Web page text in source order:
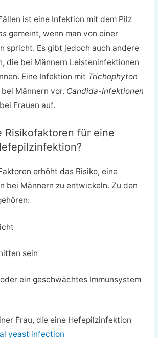
ist eine Infektion mit dem Pilz
gemeint, wenn man von einer
spricht. Es gibt jedoch auch andere
die bei Männern Leisteninfektionen
Eine Infektion mit Trichophyton
Männern vor. Candida-Infektionen
Frauen auf.
Risikofaktoren für eine
erhöht das Risiko, eine
bei Männern zu entwickeln. Zu den
sein
oder ein geschwächtes Immunsystem
Frau, die eine Hefepilzinfektion
yeast infection